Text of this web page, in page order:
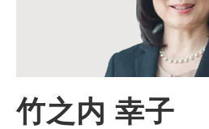
竹之内 幸子